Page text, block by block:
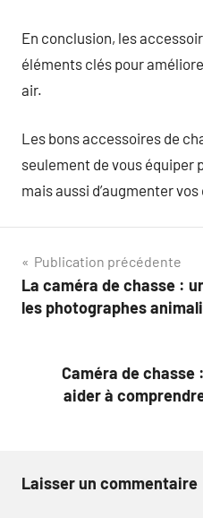
En conclusion, les
éléments clés pour
air.
Les bons accessoires de
seulement de vous équiper
mais aussi d’augmenter
Navigation
de
Publication précédente
La caméra de chasse :
les photographes
Caméra de chasse
aider à
Laisser un commentaire